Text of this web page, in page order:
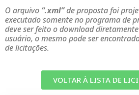
O arquivo “.xml”de proposta foi
executado somente no programa de
deve ser feito o download
usuário, o mesmo pode ser
de licitações.
VOLTAR À LISTA DE